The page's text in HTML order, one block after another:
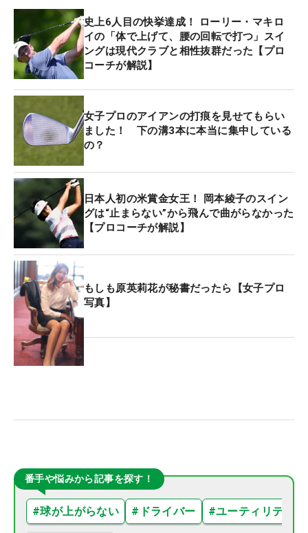
史上6人目の快挙達成！ ローリー・マキロ
イの「体で上げて、腰の回転で打つ」スイ
ングは現代クラブと相性抜群だった【プロ
コーチが解説】
女子プロのアイアンの打痕を見せてもらい
ました！ 下の溝3本に本当に集中している
の？
日本人初の米賞金女王！ 岡本綾子のスイン
グは“止まらない”から飛んで曲がらなかった
【プロコーチが解説】
もしも原英莉花が秘書だったら【女子プロ
写真】
番手や悩みから記事を探す！
#球が上がらない # ドライバー #ユーティリティ